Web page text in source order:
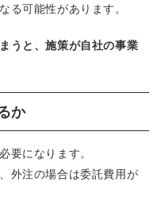
る可能性があります。
うと、施策が自社の事業
か
要になります。
外注の場合は委託費用が